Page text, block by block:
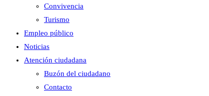
Convivencia
Turismo
Empleo público
Noticias
Atención ciudadana
Buzón del ciudadano
Contacto